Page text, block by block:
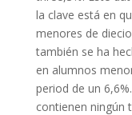
la clave está en
menores de
también se ha
en alumnos
period de un
contienen ningún